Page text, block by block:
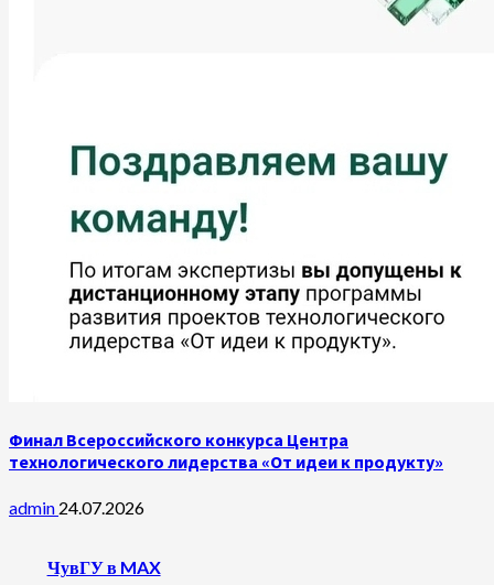
Финал Всероссийского конкурса Центра
технологического лидерства «От идеи к продукту»
admin 24.07.2026
ЧувГУ в MAX